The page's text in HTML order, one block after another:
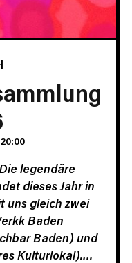
20:00
legendäre
dieses Jahr in
uns gleich zwei
Baden
Baden) und
Kulturlokal).…